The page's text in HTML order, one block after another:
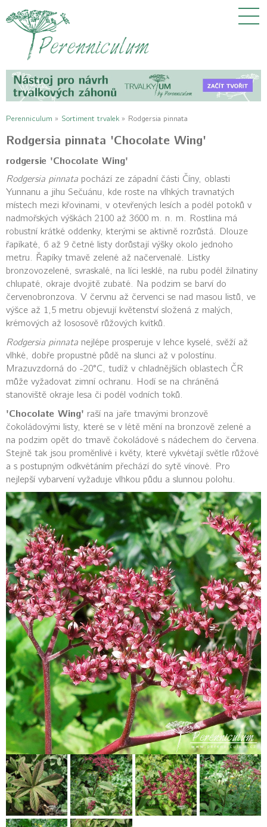
Perenniculum » Sortiment trvalek » Rodgersia pinnata
Rodgersia pinnata 'Chocolate Wing'
rodgersie 'Chocolate Wing'
Rodgersia pinnata pochází ze západní části Číny, oblasti
Yunnanu a jihu Sečuánu, kde roste na vlhkých travnatých
místech mezi křovinami, v otevřených lesích a podél potoků v
nadmořských výškách 2100 až 3600 m. n. m. Rostlina má
robustní krátké oddenky, kterými se aktivně rozrůstá. Dlouze
řapíkaté, 6 až 9 četné listy dorůstají výšky okolo jednoho
metru. Řapíky tmavě zelené až načervenalé. Lístky
bronzovozelené, svraskalé, na líci lesklé, na rubu podél žilnatiny
chlupaté, okraje dvojitě zubaté. Na podzim se barví do
červenobronzova. V červnu až červenci se nad masou listů, ve
výšce až 1,5 metru objevují květenství složená z malých,
krémových až lososově růžových kvítků.
Rodgersia pinnata nejlépe prosperuje v lehce kyselé, svěží až
vlhké, dobře propustné půdě na slunci až v polostínu.
Mrazuvzdorná do -20°C, tudíž v chladnějších oblastech ČR
může vyžadovat zimní ochranu. Hodí se na chráněná
stanoviště okraje lesa či podél vodních toků.
'Chocolate Wing' raší na jaře tmavými bronzově
čokoládovými listy, které se v létě mění na bronzově zelené a
na podzim opět do tmavě čokoládové s nádechem do červena.
Stejně tak jsou proměnlivé i květy, které vykvétají světle růžové
a s postupným odkvétáním přechází do sytě vínové. Pro
nejlepší vybarvení vyžaduje vlhkou půdu a slunnou polohu.